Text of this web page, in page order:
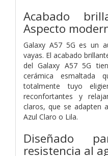
Acabado
Aspecto
Galaxy A57 5G es un
vayas. El acabado
del Galaxy A57 5G
cerámica esmaltada
totalmente tuyo
reconfortantes y
claros, que se adapten
Azul Claro o Lila.
Diseñado
resistencia al